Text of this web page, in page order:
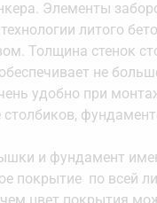
Элементы
литого
Толщина стенок
не
удобно при
столбиков,
и фундамент
покрытие по всей